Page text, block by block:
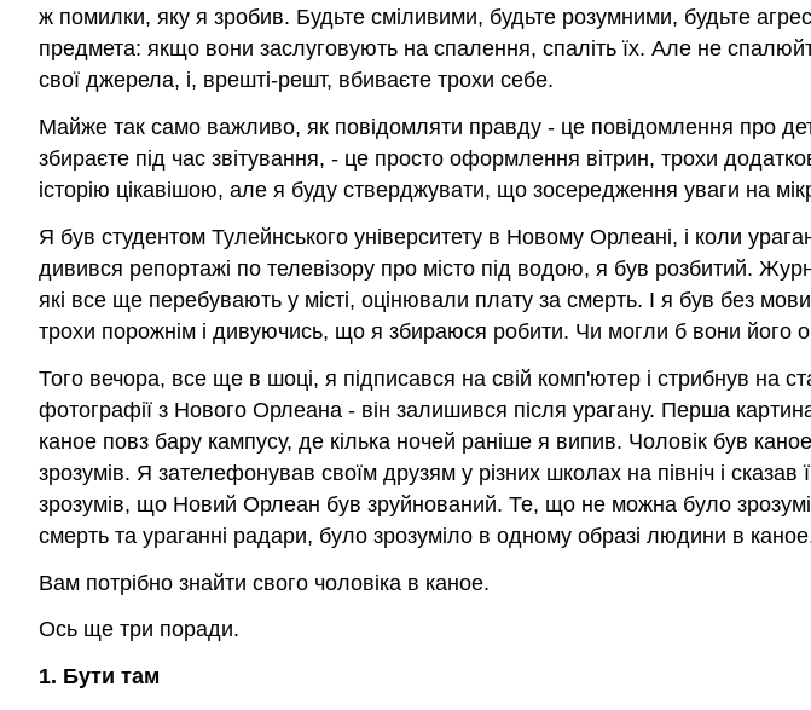
ж помилки, яку я зробив. Будьте сміливими, будьте розумними, будьте
предмета: якщо вони заслуговують на спалення, спаліть їх. Але не
свої джерела, і, врешті-решт, вбиваєте трохи себе.
Майже так само важливо, як повідомляти правду - це повідомлення про
збираєте під час звітування, - це просто оформлення вітрин, трохи
історію цікавішою, але я буду стверджувати, що зосередження уваги на
Я був студентом Тулейнського університету в Новому Орлеані, і коли
дивився репортажі по телевізору про місто під водою, я був розбитий.
які все ще перебувають у місті, оцінювали плату за смерть. І я був без
трохи порожнім і дивуючись, що я збираюся робити. Чи могли б вони його
Того вечора, все ще в шоці, я підписався на свій комп'ютер і стрибнув на
фотографії з Нового Орлеана - він залишився після урагану. Перша
каное повз бару кампусу, де кілька ночей раніше я випив. Чоловік був
зрозумів. Я зателефонував своїм друзям у різних школах на північ і
зрозумів, що Новий Орлеан був зруйнований. Те, що не можна було
смерть та ураганні радари, було зрозуміло в одному образі людини в
Вам потрібно знайти свого чоловіка в каное.
Ось ще три поради.
1. Бути там